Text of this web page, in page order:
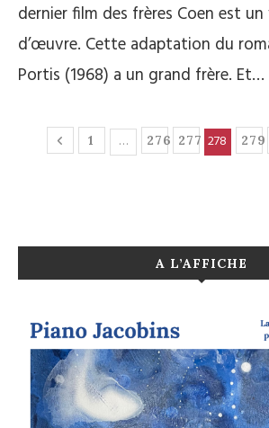
dernier film des frères Coen est
d’œuvre. Cette adaptation du
Portis (1968) a un grand frère. Et…
1 … 276 277 278 279
A L’AFFICHE